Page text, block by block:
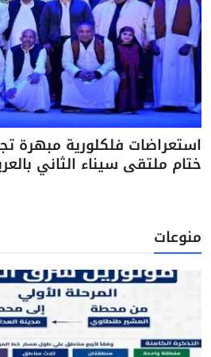
استعراضات فلكلورية مبهرة
ختام ملتقى سيناء الثاني
منوعات